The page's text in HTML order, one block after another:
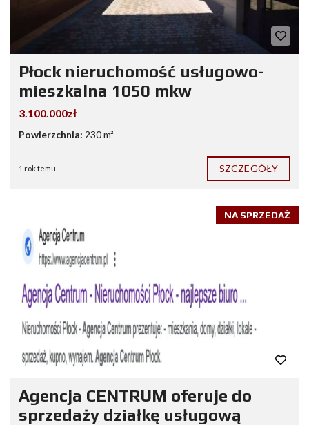
Płock nieruchomość usługowo-
mieszkalna 1050 mkw
3.100.000zł
Powierzchnia: 230 m²
1 rok temu SZCZEGÓŁY
NA SPRZEDAŻ
Agencja CENTRUM oferuje do
sprzedaży działkę usługową